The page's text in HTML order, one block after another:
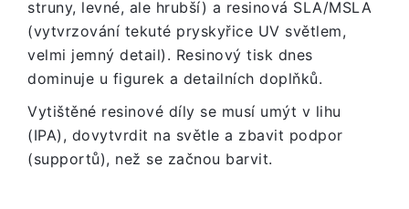
struny, levné, ale hrubší) a resinová SLA/MSLA
(vytvrzování tekuté pryskyřice UV světlem,
velmi jemný detail). Resinový tisk dnes
dominuje u figurek a detailních doplňků.
Vytištěné resinové díly se musí umýt v lihu
(IPA), dovytvrdit na světle a zbavit podpor
(supportů), než se začnou barvit.